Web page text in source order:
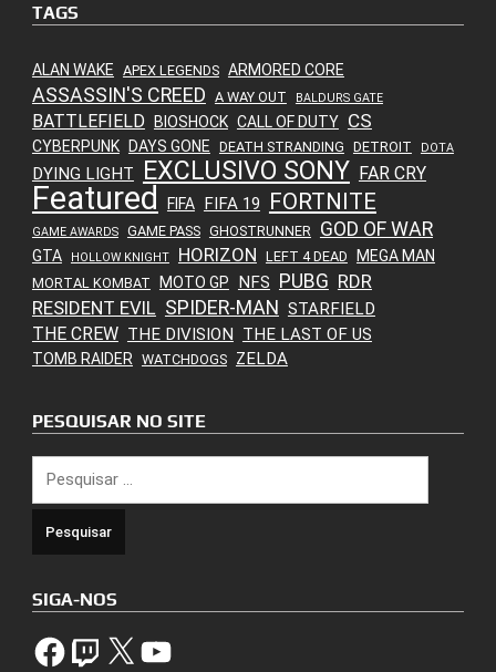
TAGS
ALAN WAKE APEX LEGENDS ARMORED CORE
ASSASSIN'S CREED A WAY OUT BALDURS GATE
BATTLEFIELD BIOSHOCK CALL OF DUTY CS
CYBERPUNK DAYS GONE DEATH STRANDING DETROIT DOTA
DYING LIGHT EXCLUSIVO SONY FAR CRY
Featured FIFA FIFA 19 FORTNITE
GAME AWARDS GAME PASS GHOSTRUNNER GOD OF WAR
GTA HOLLOW KNIGHT HORIZON LEFT 4 DEAD MEGA MAN
MORTAL KOMBAT MOTO GP NFS PUBG RDR
RESIDENT EVIL SPIDER-MAN STARFIELD
THE CREW THE DIVISION THE LAST OF US
TOMB RAIDER WATCHDOGS ZELDA
PESQUISAR NO SITE
por:
SIGA-NOS
FacebookTwitch X YouTube